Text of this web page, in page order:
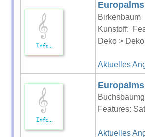
Kunstoff:
Deko >
Aktuelles
Features:
Aktuelles